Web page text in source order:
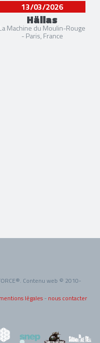
13/03/2026
Hällas
Machine du Moulin-Rouge
- Paris, France
Contenu web © 2010-
légales - nous contacter